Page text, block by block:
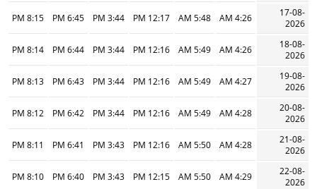
17-08-
2026
4:26 AM
5:48 AM
12:17 PM
3:44 PM
6:45 PM
8:15 PM
18-08-
2026
4:26 AM
5:49 AM
12:16 PM
3:44 PM
6:44 PM
8:14 PM
19-08-
2026
4:27 AM
5:49 AM
12:16 PM
3:44 PM
6:43 PM
8:13 PM
20-08-
2026
4:28 AM
5:49 AM
12:16 PM
3:44 PM
6:42 PM
8:12 PM
21-08-
2026
4:28 AM
5:50 AM
12:16 PM
3:43 PM
6:41 PM
8:11 PM
22-08-
2026
4:29 AM
5:50 AM
12:15 PM
3:43 PM
6:40 PM
8:10 PM